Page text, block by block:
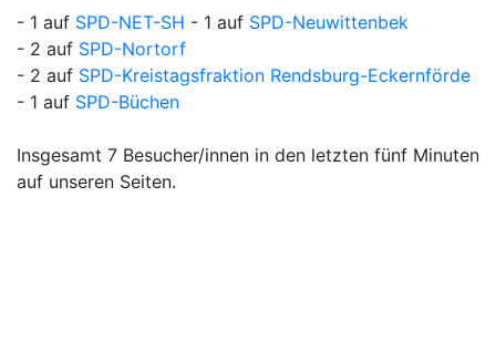
- 1 auf SPD-NET-SH - 1 auf SPD-Neuwittenbek
- 2 auf SPD-Nortorf
- 2 auf SPD-Kreistagsfraktion Rendsburg-Eckernförde
- 1 auf SPD-Büchen
Insgesamt 7 Besucher/innen in den letzten fünf Minuten
auf unseren Seiten.